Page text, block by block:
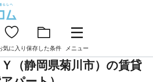
気に入り 保存した条件 メニュー
（静岡県菊川市）の賃貸